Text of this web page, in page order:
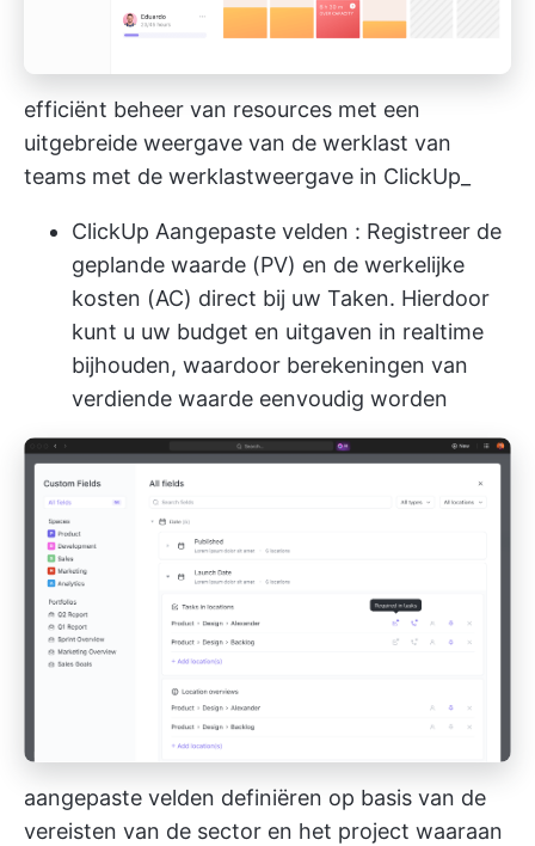
efficiënt beheer van resources met een
uitgebreide weergave van de werklast van
teams met de werklastweergave in ClickUp_
ClickUp Aangepaste velden : Registreer de
geplande waarde (PV) en de werkelijke
kosten (AC) direct bij uw Taken. Hierdoor
kunt u uw budget en uitgaven in realtime
bijhouden, waardoor berekeningen van
verdiende waarde eenvoudig worden
aangepaste velden definiëren op basis van de
vereisten van de sector en het project waaraan